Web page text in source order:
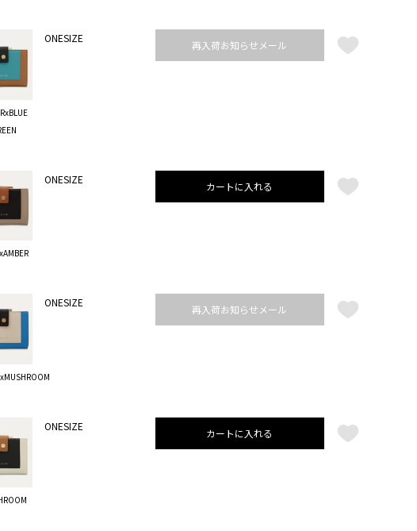
ONESIZE
再入荷お知らせメール
ONESIZE
カートに入れる
ONESIZE
再入荷お知らせメール
ONESIZE
カートに入れる